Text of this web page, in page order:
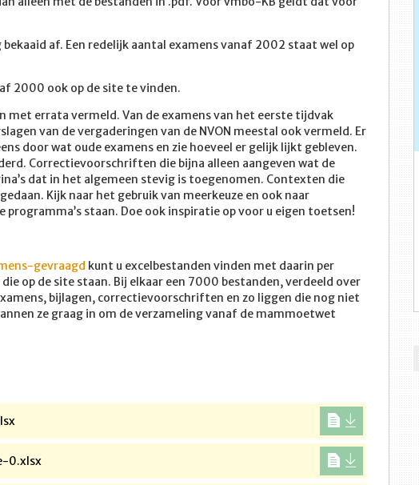
af. Een redelijk aantal examens vanaf 2002 staat wel op
2000 ook op de site te vinden.
met errata vermeld. Van de examens van het eerste tijdvak
van de vergaderingen van de NVON meestal ook vermeld. Er
door wat oude examens en zie hoeveel er gelijk lijkt gebleven.
Correctievoorschriften die bijna alleen aangeven wat de
dat in het algemeen stevig is toegenomen. Contexten die
Kijk naar het gebruik van meerkeuze en ook naar
programma’s staan. Doe ook inspiratie op voor u eigen toetsen!
gevraagd kunt u excelbestanden vinden met daarin per
op de site staan. Bij elkaar een 7000 bestanden, verdeeld over
bijlagen, correctievoorschriften en zo liggen die nog niet
ze graag in om de verzameling vanaf de mammoetwet
0.xlsx